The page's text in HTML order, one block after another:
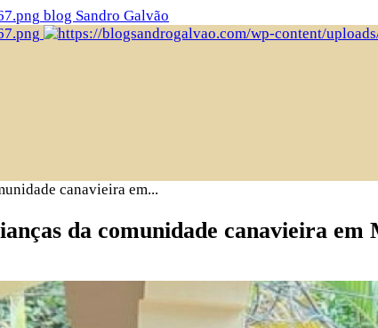
blog Sandro Galvão
canavieira em...
da comunidade canavieira em